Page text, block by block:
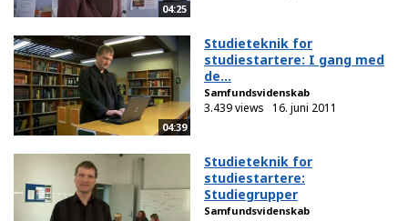
04:25
04:39
Studieteknik for
studiestartere: I gang med
de...
Samfundsvidenskab
3.439 views 16. juni 2011
Studieteknik for
studiestartere:
Studiegrupper
Samfundsvidenskab